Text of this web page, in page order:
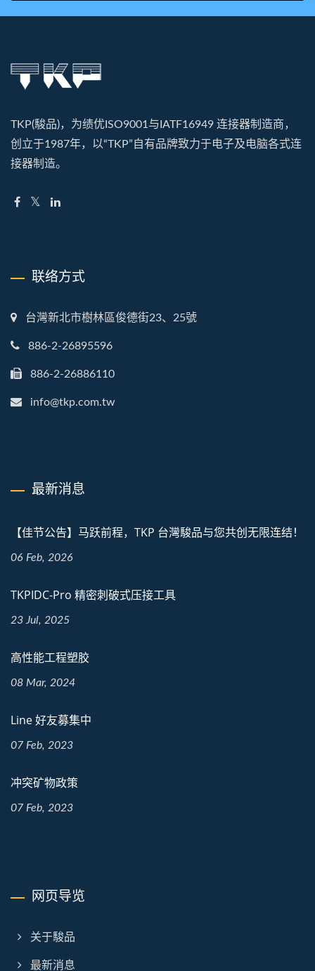
TKP(駿品)，为绩优ISO9001与IATF16949 连接器制造商，
创立于1987年，以“TKP”自有品牌致力于电子及电脑各式连
接器制造。
联络方式
台灣新北市樹林區俊德街23、25號
886-2-26895596
886-2-26886110
info@tkp.com.tw
最新消息
【佳节公告】马跃前程，TKP 台灣駿品与您共创无限连结！
06 Feb, 2026
TKPIDC-Pro 精密刺破式压接工具
23 Jul, 2025
高性能工程塑胶
08 Mar, 2024
Line 好友募集中
07 Feb, 2023
冲突矿物政策
07 Feb, 2023
网页导览
关于駿品
最新消息